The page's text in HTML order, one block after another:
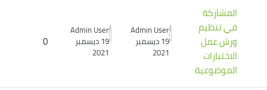
المشاركة
في تنظيم
ورش عمل
الاختبارات
الموضوعية
Admin User
19 ديسمبر
2021
Admin User
19 ديسمبر
2021
0